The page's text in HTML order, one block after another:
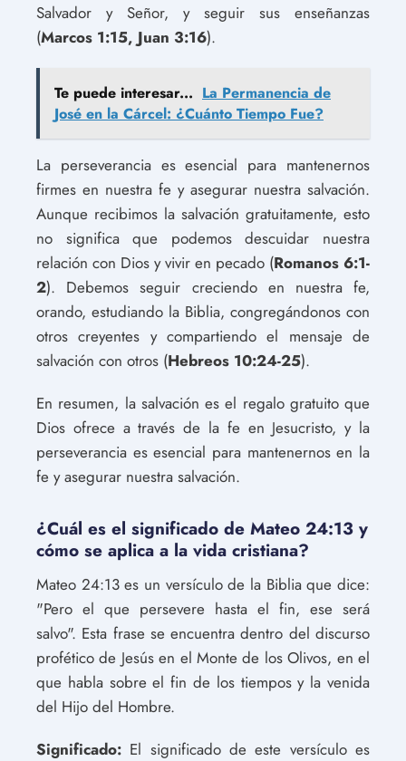
Salvador y Señor, y seguir sus enseñanzas
(Marcos 1:15, Juan 3:16).
Te puede interesar... La Permanencia de
José en la Cárcel: ¿Cuánto Tiempo Fue?
La perseverancia es esencial para mantenernos
firmes en nuestra fe y asegurar nuestra salvación.
Aunque recibimos la salvación gratuitamente, esto
no significa que podemos descuidar nuestra
relación con Dios y vivir en pecado (Romanos 6:1-
2). Debemos seguir creciendo en nuestra fe,
orando, estudiando la Biblia, congregándonos con
otros creyentes y compartiendo el mensaje de
salvación con otros (Hebreos 10:24-25).
En resumen, la salvación es el regalo gratuito que
Dios ofrece a través de la fe en Jesucristo, y la
perseverancia es esencial para mantenernos en la
fe y asegurar nuestra salvación.
¿Cuál es el significado de Mateo 24:13 y
cómo se aplica a la vida cristiana?
Mateo 24:13 es un versículo de la Biblia que dice:
"Pero el que persevere hasta el fin, ese será
salvo". Esta frase se encuentra dentro del discurso
profético de Jesús en el Monte de los Olivos, en el
que habla sobre el fin de los tiempos y la venida
del Hijo del Hombre.
Significado: El significado de este versículo es